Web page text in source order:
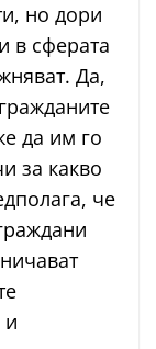
но дори
в сферата
Да,
да им го
за какво
че
и